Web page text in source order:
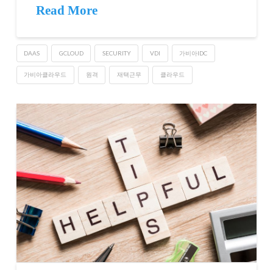
Read More
DAAS GCLOUD SECURITY VDI 가비아IDC
가비아클라우드 원격 재택근무 클라우드